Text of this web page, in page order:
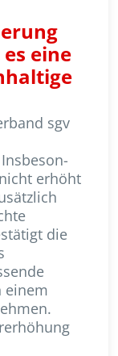
eine
sgv
Insbe­son­
erhöht
die
einem